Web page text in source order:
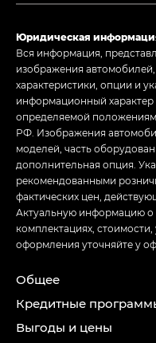
Юридическая
Вся информация,
изображения
характеристики, опции и
информационный характер
определяемой
РФ. Изображения
моделей, часть
дополнительная опция.
рекомендованными
фактических цен,
Актуальную информацию о
комплектациях,
оформления уточняйте у
Общее
Кредитные
Выгоды и цены